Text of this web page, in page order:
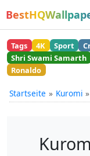
Tags 4K Sport
Shri Swami Samarth
Ronaldo
Startseite Kuromi